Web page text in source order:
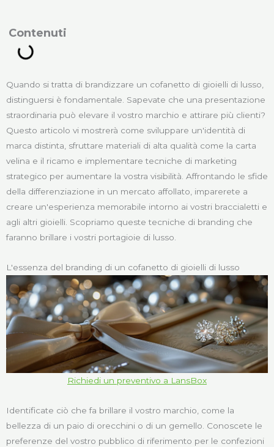
Quando si tratta di brandizzare un cofanetto di gioielli di lusso,
distinguersi è fondamentale. Sapevate che una presentazione
straordinaria può elevare il vostro marchio e attirare più clienti?
Questo articolo vi mostrerà come sviluppare un'identità di
marca distinta, sfruttare materiali di alta qualità come la carta
velina e il ricamo e implementare tecniche di marketing
strategico per aumentare la vostra visibilità. Affrontando le sfide
della differenziazione in un mercato affollato, imparerete a
creare un'esperienza memorabile intorno ai vostri braccialetti e
agli altri gioielli. Scopriamo queste tecniche di branding che
faranno brillare i vostri portagioie di lusso.
L'essenza del branding di un cofanetto di gioielli di lusso
Richiedi un preventivo a LansBox
Identificate ciò che fa brillare il vostro marchio, come la
bellezza di un paio di orecchini o di un gemello. Conoscete le
preferenze del vostro pubblico di riferimento per le confezioni